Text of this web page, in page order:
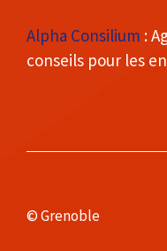
Alpha Consilium :
conseils pour les
© Grenoble